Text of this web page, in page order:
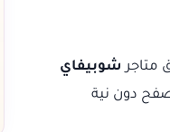
متاجر شوبيفاي
دون نية